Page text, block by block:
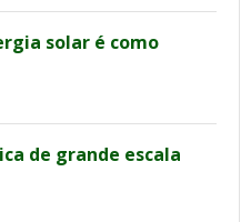
solar é como
de grande escala